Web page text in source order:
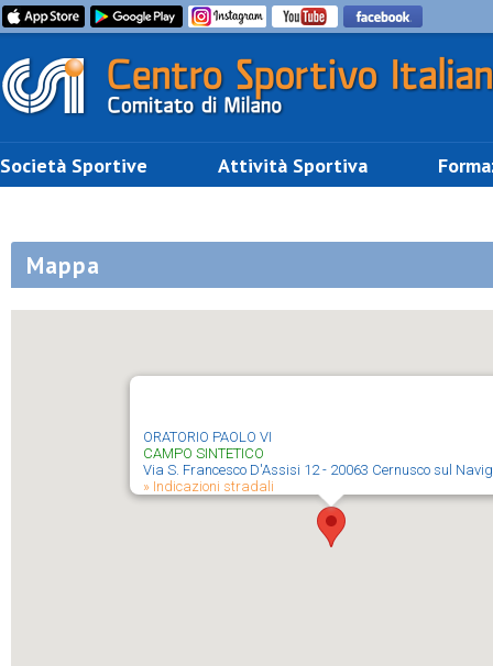
Società Sportive Attività Sportiva
Mappa
ORATORIO PAOLO VI
CAMPO SINTETICO
Via S. Francesco D'Assisi 12 - 20063 Cernusco sul
» Indicazioni stradali